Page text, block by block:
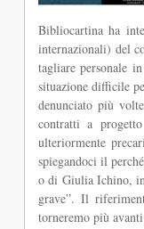
Bibliocartina ha
internazionali) del
tagliare personale
situazione difficile
denunciato più
contratti a
ulteriormente
spiegandoci il
o di Giulia Ichino,
grave”. Il
torneremo più